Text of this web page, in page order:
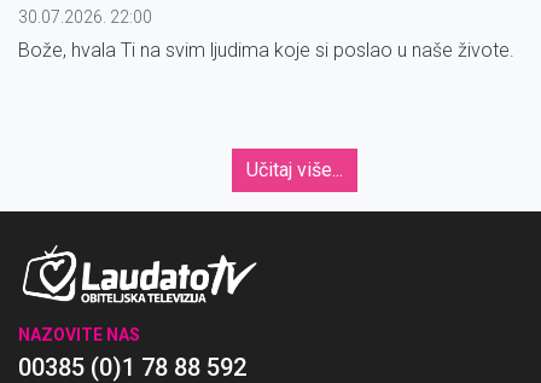
30.07.2026. 22:00
Bože, hvala Ti na svim ljudima koje si poslao u naše živote.
Učitaj više...
NAZOVITE NAS
00385 (0)1 78 88 592